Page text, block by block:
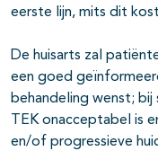
eerste lijn, mits dit
De huisarts zal
een goed
behandeling wenst;
TEK onacceptabel is
en/of progressieve